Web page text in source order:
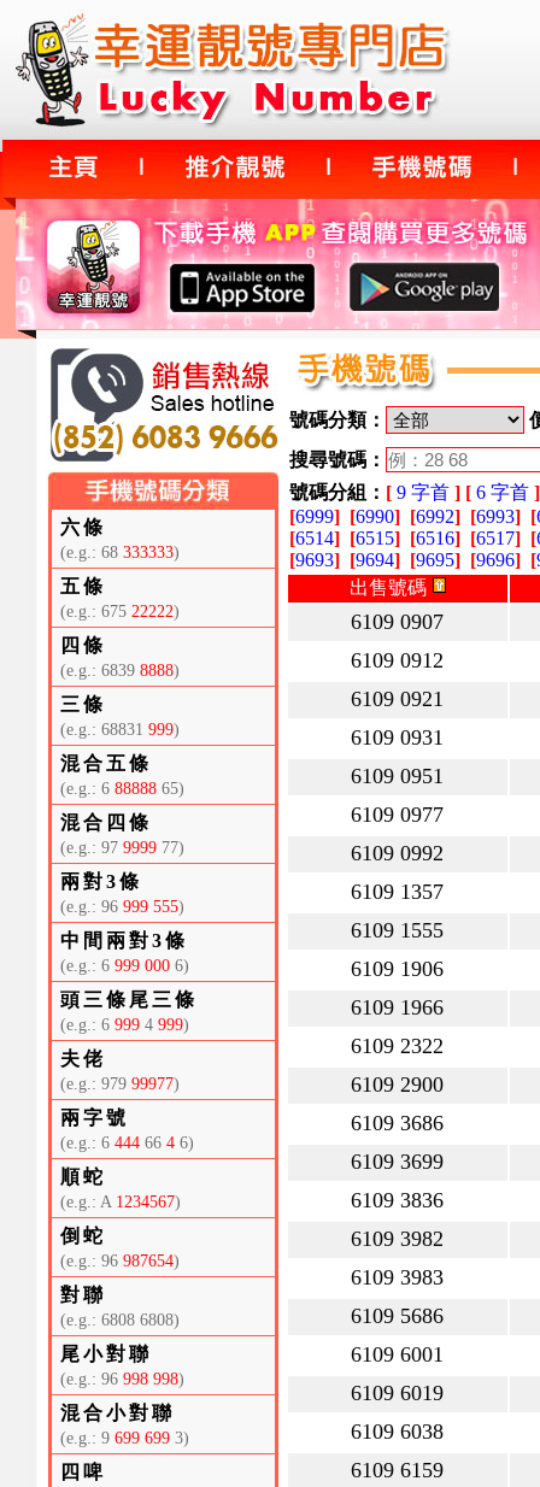
六條
(e.g.: 68 333333)
五條
(e.g.: 675 22222)
四條
(e.g.: 6839 8888)
三條
(e.g.: 68831 999)
混合五條
(e.g.: 6 88888 65)
混合四條
(e.g.: 97 9999 77)
兩對3條
(e.g.: 96 999 555)
中間兩對3條
(e.g.: 6 999 000 6)
頭三條尾三條
(e.g.: 6 999 4 999)
夫佬
(e.g.: 979 99977)
兩字號
(e.g.: 6 444 66 4 6)
順蛇
(e.g.: A 1234567)
倒蛇
(e.g.: 96 987654)
對聯
(e.g.: 6808 6808)
尾小對聯
(e.g.: 96 998 998)
混合小對聯
(e.g.: 9 699 699 3)
四啤
號碼分類：
搜尋號碼：
號碼分組： [ 9 字首 ] [ 6 字首 ]
[6999] [6990] [6992] [6993] [
[6514] [6515] [6516] [6517] [
[9693] [9694] [9695] [9696] [
出售號碼
6109 0907
6109 0912
6109 0921
6109 0931
6109 0951
6109 0977
6109 0992
6109 1357
6109 1555
6109 1906
6109 1966
6109 2322
6109 2900
6109 3686
6109 3699
6109 3836
6109 3982
6109 3983
6109 5686
6109 6001
6109 6019
6109 6038
6109 6159